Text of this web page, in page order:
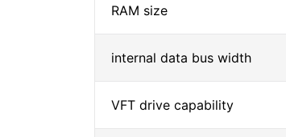
RAM size
internal data bus width
VFT drive capability